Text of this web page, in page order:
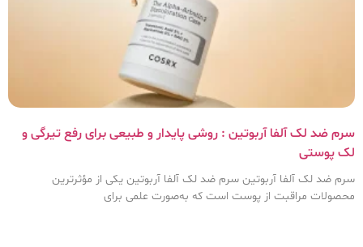
سرم ضد لک آلفا آربوتین : روشی پایدار و طبیعی برای رفع تیرگی و
لک پوستی
سرم ضد لک آلفا آربوتین سرم ضد لک آلفا آربوتین یکی از مؤثرترین
محصولات مراقبت از پوست است که به‌صورت علمی برای